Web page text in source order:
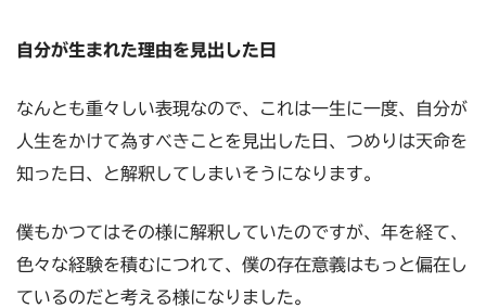
自分が生まれた理由を見出した日
なんとも重々しい表現なので、これは一生に一度、自分が
人生をかけて為すべきことを見出した日、つめりは天命を
知った日、と解釈してしまいそうになります。
僕もかつてはその様に解釈していたのですが、年を経て、
色々な経験を積むにつれて、僕の存在意義はもっと偏在し
ているのだと考える様になりました。